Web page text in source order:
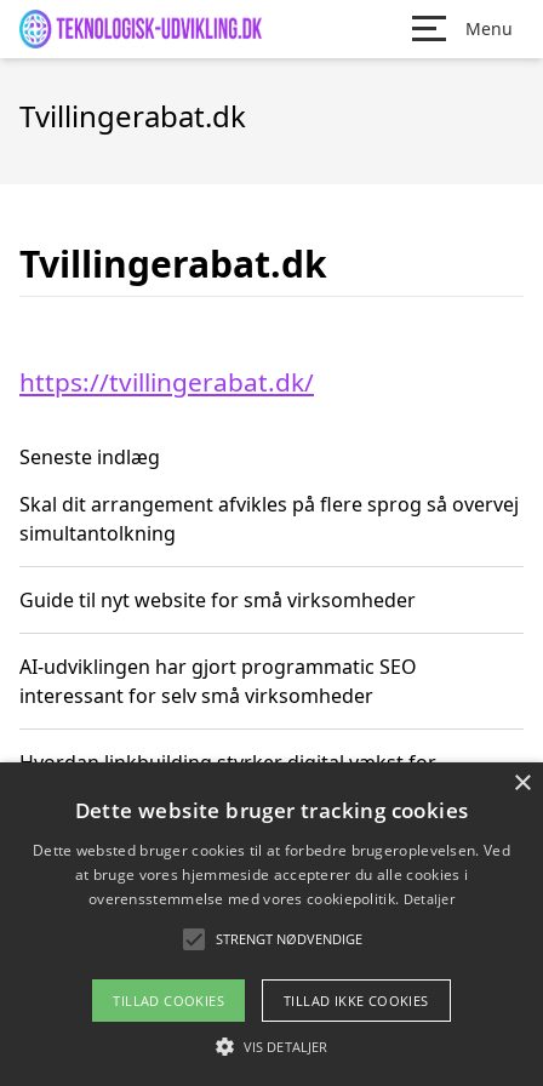
Menu
Tvillingerabat.dk
Tvillingerabat.dk
https://tvillingerabat.dk/
Seneste indlæg
Skal dit arrangement afvikles på flere sprog så overvej
simultantolkning
Guide til nyt website for små virksomheder
AI-udviklingen har gjort programmatic SEO
interessant for selv små virksomheder
Hvordan linkbuilding styrker digital vækst for
Sådan har udviklingen inden for genbrug af elektronik
ændret sig
Copyright 2026 - Pilanto Aps
Om / kontakt
×
Dette website bruger tracking cookies
Dette websted bruger cookies til at forbedre brugeroplevelsen. Ved
at bruge vores hjemmeside accepterer du alle cookies i
overensstemmelse med vores cookiepolitik. Detaljer
STRENGT NØDVENDIGE
TILLAD COOKIES TILLAD IKKE COOKIES
VIS DETALJER